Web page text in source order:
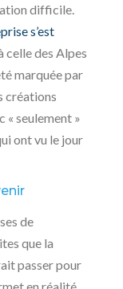
difficile.
s’est
celle des Alpes
marquée par
créations
« seulement »
ont vu le jour
de
que la
passer pour
en réalité